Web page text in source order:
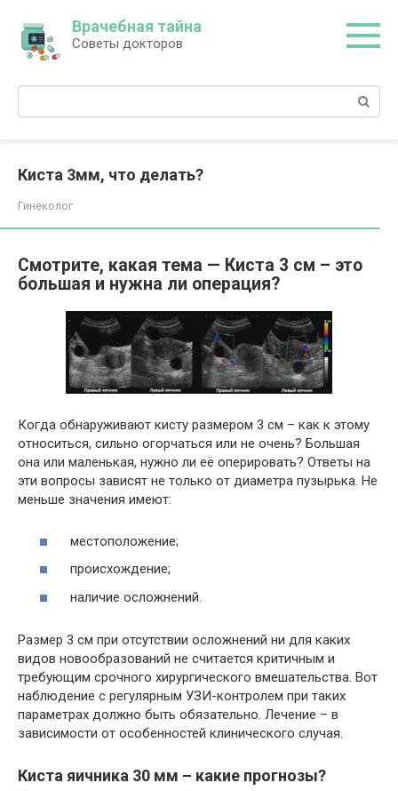
контенту
Врачебная тайна
Советы докторов
Поиск:
Киста 3мм, что делать?
Гинеколог
Смотрите, какая тема — Киста 3 см – это
большая и нужна ли операция?
Когда обнаруживают кисту размером 3 см – как к этому
относиться, сильно огорчаться или не очень? Большая
она или маленькая, нужно ли её оперировать? Ответы на
эти вопросы зависят не только от диаметра пузырька. Не
меньше значения имеют:
местоположение;
происхождение;
наличие осложнений.
Размер 3 см при отсутствии осложнений ни для каких
видов новообразований не считается критичным и
требующим срочного хирургического вмешательства. Вот
наблюдение с регулярным УЗИ-контролем при таких
параметрах должно быть обязательно. Лечение – в
зависимости от особенностей клинического случая.
Киста яичника 30 мм – какие прогнозы?